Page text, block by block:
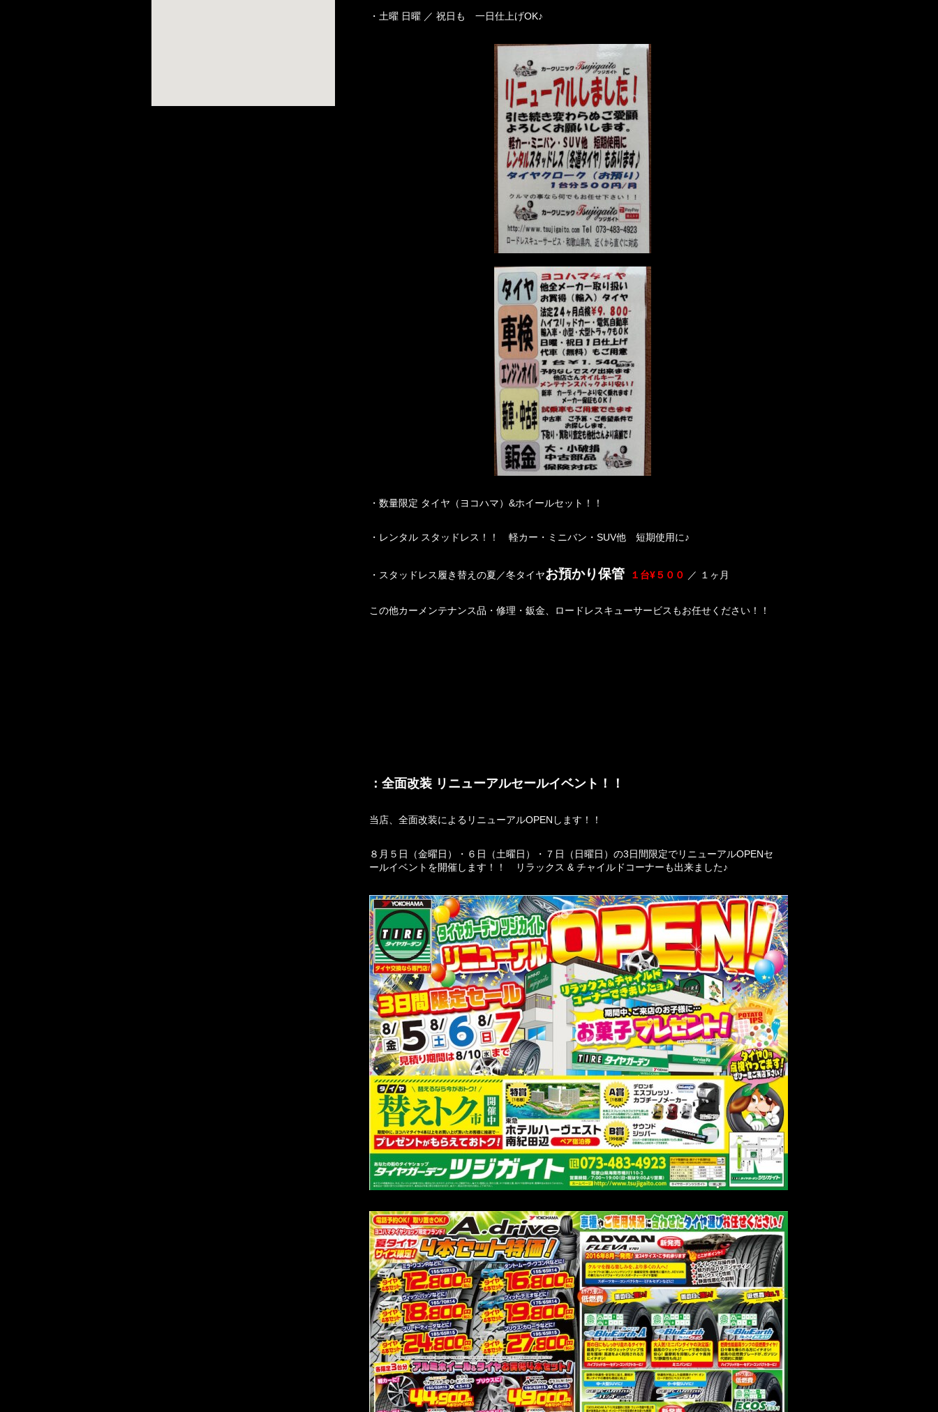
・土曜 日曜 ／ 祝日も 一日仕上げOK♪
・数量限定 タイヤ（ヨコハマ）&ホイールセット！！
・レンタル スタッドレス！！ 軽カー・ミニバン・SUV他 短期使用に♪
・スタッドレス履き替えの夏／冬タイヤお預かり保管 １台¥５００ ／ １ヶ月
この他カーメンテナンス品・修理・鈑金、ロードレスキューサービスもお任せください！！
：全面改装 リニューアルセールイベント！！
当店、全面改装によるリニューアルOPENします！！
８月５日（金曜日）・６日（土曜日）・７日（日曜日）の3日間限定でリニューアルOPENセ
ールイベントを開催します！！ リラックス & チャイルドコーナーも出来ました♪